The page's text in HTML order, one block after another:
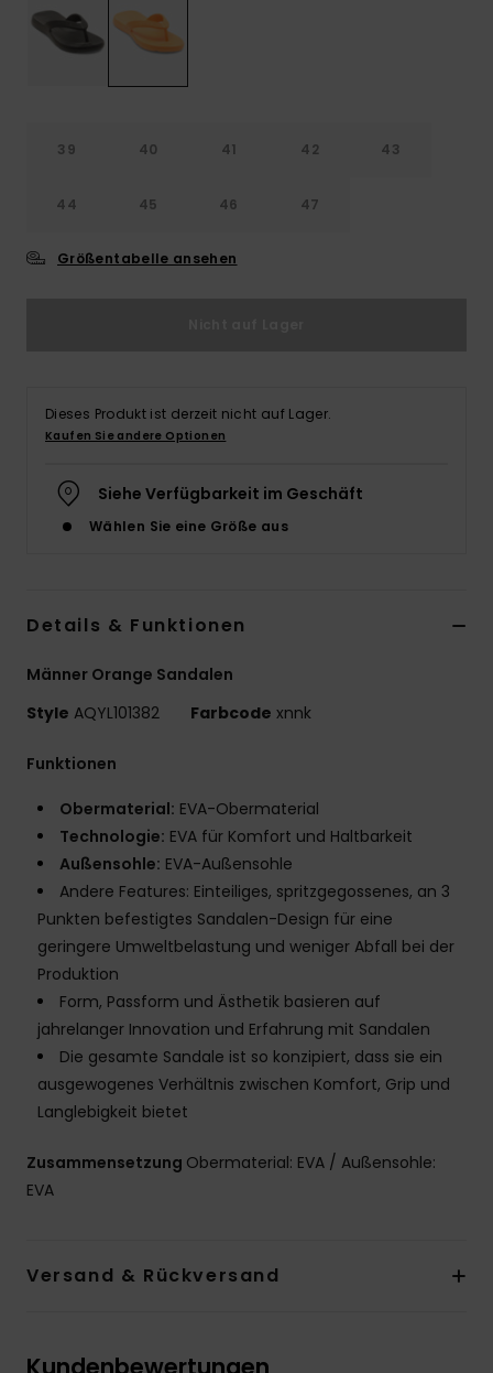
39 40 41 42 43
44 45 46 47
Größentabelle ansehen
Dieses Produkt ist derzeit nicht auf Lager.
Kaufen Sie andere Optionen
Siehe Verfügbarkeit im Geschäft
Wählen Sie eine Größe aus
Details & Funktionen
Männer Orange Sandalen
Style AQYL101382 Farbcode xnnk
Funktionen
Obermaterial: EVA-Obermaterial
Technologie: EVA für Komfort und Haltbarkeit
Außensohle: EVA-Außensohle
Andere Features: Einteiliges, spritzgegossenes, an 3
Punkten befestigtes Sandalen-Design für eine
geringere Umweltbelastung und weniger Abfall bei der
Produktion
Form, Passform und Ästhetik basieren auf
jahrelanger Innovation und Erfahrung mit Sandalen
Die gesamte Sandale ist so konzipiert, dass sie ein
ausgewogenes Verhältnis zwischen Komfort, Grip und
Langlebigkeit bietet
Zusammensetzung Obermaterial: EVA / Außensohle:
EVA
Versand & Rückversand